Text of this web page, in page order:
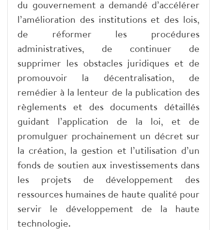
du gouvernement a demandé d’accélérer
l’amélioration des institutions et des lois,
de réformer les procédures
administratives, de continuer de
supprimer les obstacles juridiques et de
promouvoir la décentralisation, de
remédier à la lenteur de la publication des
règlements et des documents détaillés
guidant l’application de la loi, et de
promulguer prochainement un décret sur
la création, la gestion et l’utilisation d’un
fonds de soutien aux investissements dans
les projets de développement des
ressources humaines de haute qualité pour
servir le développement de la haute
technologie.